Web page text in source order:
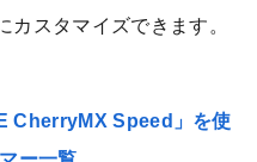
カスタマイズできます。
CherryMX Speed」を使